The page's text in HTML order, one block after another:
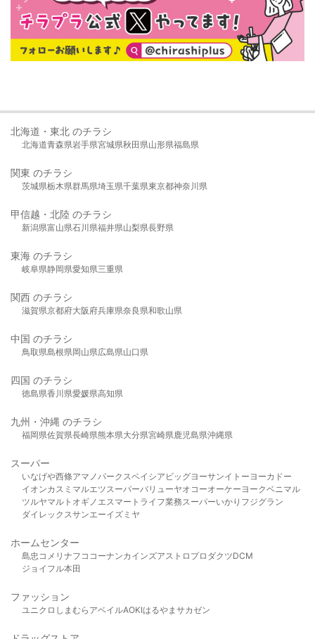
北海道・東北 のチラシ
北海道青森県岩手県宮城県秋田県山形県福島県
関東 のチラシ
茨城県栃木県群馬県埼玉県千葉県東京都神奈川県
甲信越・北陸 のチラシ
新潟県富山県石川県福井県山梨県長野県
東海 のチラシ
岐阜県静岡県愛知県三重県
関西 のチラシ
滋賀県京都府大阪府兵庫県奈良県和歌山県
中国 のチラシ
鳥取県島根県岡山県広島県山口県
四国 のチラシ
徳島県香川県愛媛県高知県
九州・沖縄 のチラシ
福岡県佐賀県長崎県熊本県大分県宮崎県鹿児島県沖縄県
スーパー
いなげや西條アマノパークスベイシア ビッグヨーサンイトーヨーカドー
イオンカスミ マルエツスーパーバリューヤオコーオーケー ヨークベニマル
ツルヤマルト オギノ エスマート ライフ業務スーパーいかり フジグラン
ダイレックスサンエーイズミヤ
ホームセンター
島忠 コメリ ナフコ コーナンカインズアストロプロダクツDCM
ジョイフル本田
ファッション
ユニクロ しまむら アベイルAOKIはるやま サカゼン